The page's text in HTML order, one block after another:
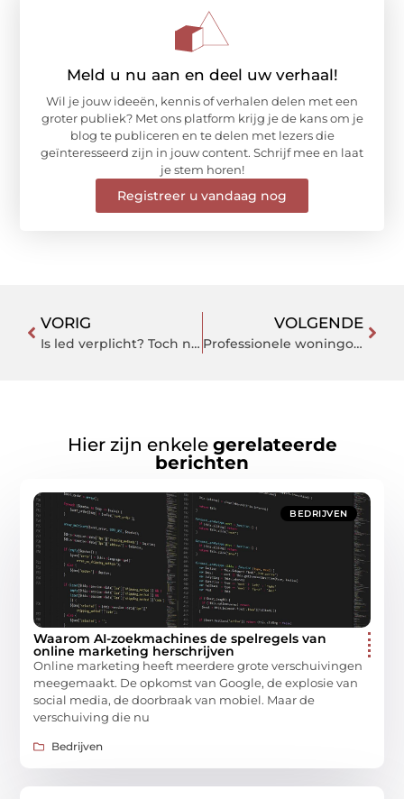
Meld u nu aan en deel uw verhaal!
Wil je jouw ideeën, kennis of verhalen delen met een
groter publiek? Met ons platform krijg je de kans om je
blog te publiceren en te delen met lezers die
geïnteresseerd zijn in jouw content. Schrijf mee en laat
je stem horen!
Registreer u vandaag nog
VORIG
Is led verplicht? Toch niet? Of misschien nóg niet? Led Design Holland heeft de antwoorden
VOLGENDE
Professionele woningontruiming door het hele land
Hier zijn enkele gerelateerde
berichten
BEDRIJVEN
Waarom AI-zoekmachines de spelregels van
online marketing herschrijven
Online marketing heeft meerdere grote verschuivingen
meegemaakt. De opkomst van Google, de explosie van
social media, de doorbraak van mobiel. Maar de
verschuiving die nu
Bedrijven